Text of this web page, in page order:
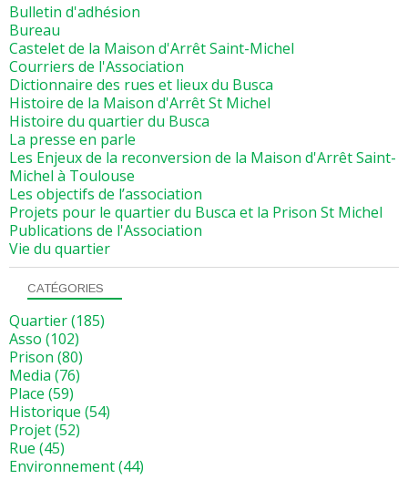
Bulletin d'adhésion
Bureau
Castelet de la Maison d'Arrêt Saint-Michel
Courriers de l'Association
Dictionnaire des rues et lieux du Busca
Histoire de la Maison d'Arrêt St Michel
Histoire du quartier du Busca
La presse en parle
Les Enjeux de la reconversion de la Maison d'Arrêt Saint-
Michel à Toulouse
Les objectifs de l’association
Projets pour le quartier du Busca et la Prison St Michel
Publications de l'Association
Vie du quartier
CATÉGORIES
Quartier(185)
Asso (102)
Prison (80)
Media (76)
Place (59)
Historique (54)
Projet(52)
Rue (45)
Environnement(44)